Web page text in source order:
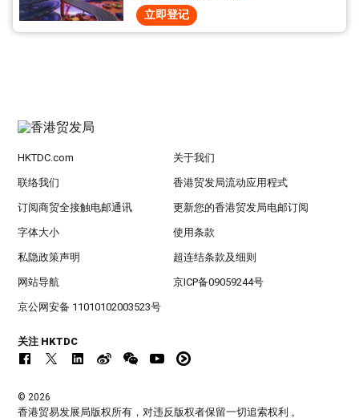
立即登记
HKTDC.com 关于我们
联络我们 香港贸发局流动应用程式
订阅商贸全接触电邮通讯 更新您的香港贸发局电邮订阅
字体大小 使用条款
私隐政策声明 超连结条款及细则
网站导航 京ICP备09059244号
京公网安备 11010102003523号
关注 HKTDC
© 2026
香港贸易发展局版权所有，对违反版权者保留一切追索权利 。